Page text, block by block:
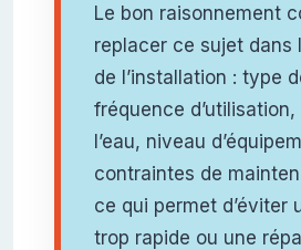
Le bon raisonnement
replacer ce sujet dans
de l’installation : type
fréquence
l’eau, niveau
contraintes de
ce qui permet d’éviter
trop rapide ou une